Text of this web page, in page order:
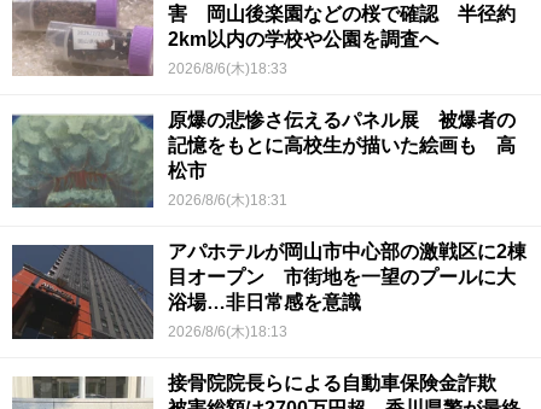
害 岡山後楽園などの桜で確認 半径約
2km以内の学校や公園を調査へ
2026/8/6(木)18:33
原爆の悲惨さ伝えるパネル展 被爆者の
記憶をもとに高校生が描いた絵画も 高
松市
2026/8/6(木)18:31
アパホテルが岡山市中心部の激戦区に2棟
目オープン 市街地を一望のプールに大
浴場…非日常感を意識
2026/8/6(木)18:13
接骨院院長らによる自動車保険金詐欺